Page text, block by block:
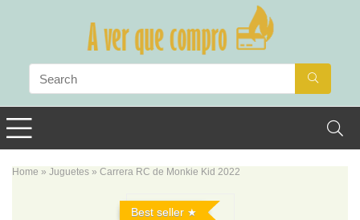
Home » Juguetes » Carrera RC de Monkie Kid 2022
Best seller